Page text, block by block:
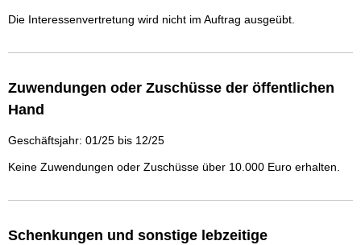
Die Interessenvertretung wird nicht im Auftrag ausgeübt.
Zuwendungen oder Zuschüsse der öffentlichen
Hand
Geschäftsjahr: 01/25 bis 12/25
Keine Zuwendungen oder Zuschüsse über 10.000 Euro erhalten.
Schenkungen und sonstige lebzeitige